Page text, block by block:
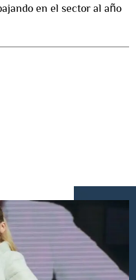
en el sector al año